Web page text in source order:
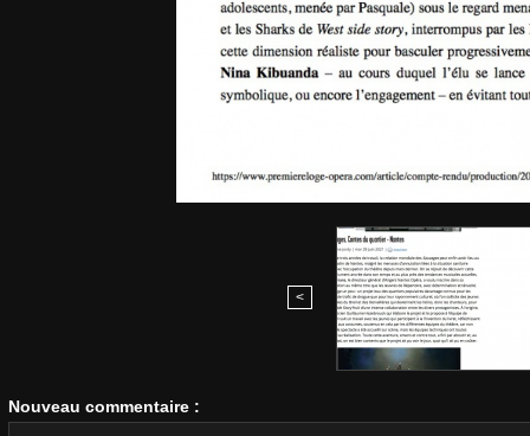
<
Nouveau commentaire :